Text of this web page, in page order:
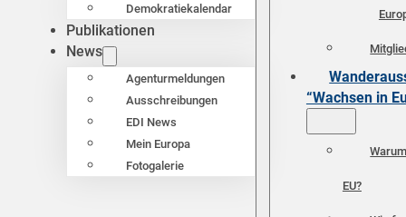
Demokratiekalendar
Publikationen
News
Agenturmeldungen
Ausschreibungen
EDI News
Mein Europa
Fotogalerie
“Wachsen in
EU?